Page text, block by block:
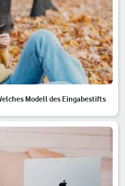
Modell des Eingabestifts